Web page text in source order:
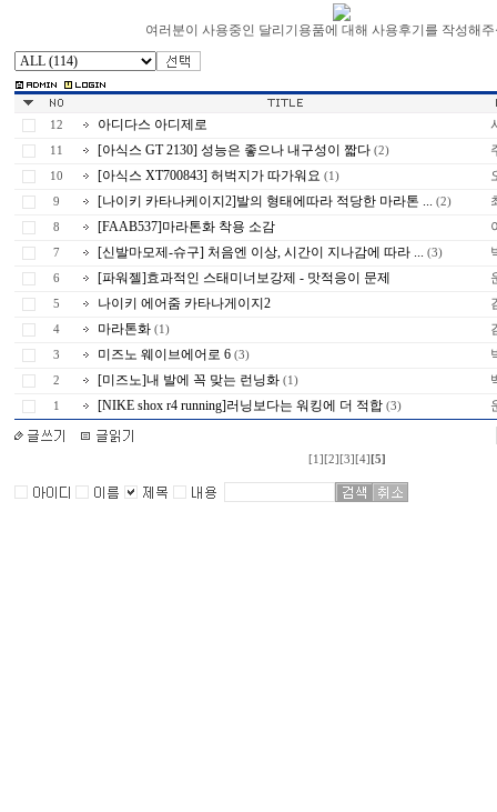
여러분이 사용중인 달리기용품에 대해 사용후기를 작성해
12 아디다스 아디제로
11 [아식스 GT 2130] 성능은 좋으나 내구성이 짧다 (2)
10 [아식스 XT700843] 허벅지가 따가워요 (1)
9 [나이키 카타나케이지2]발의 형태에따라 적당한 마라톤 ... (2)
8 [FAAB537]마라톤화 착용 소감
7 [신발마모제-슈구] 처음엔 이상, 시간이 지나감에 따라 ... (3)
6 [파워젤]효과적인 스태미너보강제 - 맛적응이 문제
5 나이키 에어줌 카타나게이지2
4 마라톤화 (1)
3 미즈노 웨이브에어로 6 (3)
2 [미즈노]내 발에 꼭 맞는 런닝화 (1)
1 [NIKE shox r4 running]러닝보다는 워킹에 더 적합 (3)
[1] [2] [3] [4] [5]